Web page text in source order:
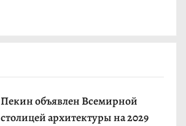
Пекин объявлен Всемирной
столицей архитектуры на 2029